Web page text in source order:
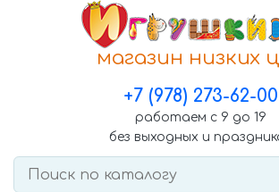
магазин низких
+7 (978) 273-62-00
работаем с 9 до 19
без выходных и